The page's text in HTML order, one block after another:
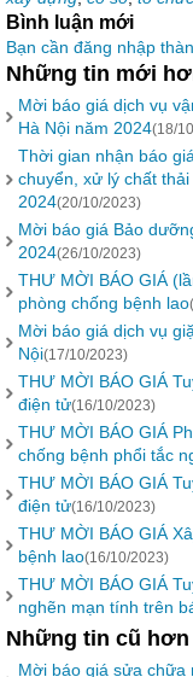
Bình luận mới
Bạn cần đăng nhập
Những tin mới
Mời báo giá dịch vụ
Hà Nội năm 2024(18/
Thời gian nhận báo
chuyển, xử lý chất
2024(20/10/2023)
Mời báo giá Bảo
2024(26/10/2023)
THƯ MỜI BÁO GIÁ
phòng chống bệnh lao
Mời báo giá dịch vụ
Nội(17/10/2023)
THƯ MỜI BÁO GIÁ
điện tử(16/10/2023)
THƯ MỜI BÁO GIÁ
chống bệnh phổi tắc
THƯ MỜI BÁO GIÁ
điện tử(16/10/2023)
THƯ MỜI BÁO GIÁ
bệnh lao(16/10/2023)
THƯ MỜI BÁO GIÁ
nghẽn mạn tính trên
Những tin cũ hơn
Mời báo giá sửa chữa